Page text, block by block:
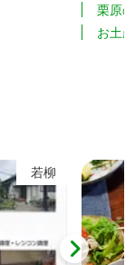
と、地
特産の
ます。
」の製
社「夢
...
は、宮
栗原
お土
若柳